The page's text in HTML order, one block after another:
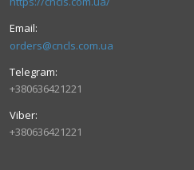
orders@cncls.com.ua
+380636421221
+380636421221